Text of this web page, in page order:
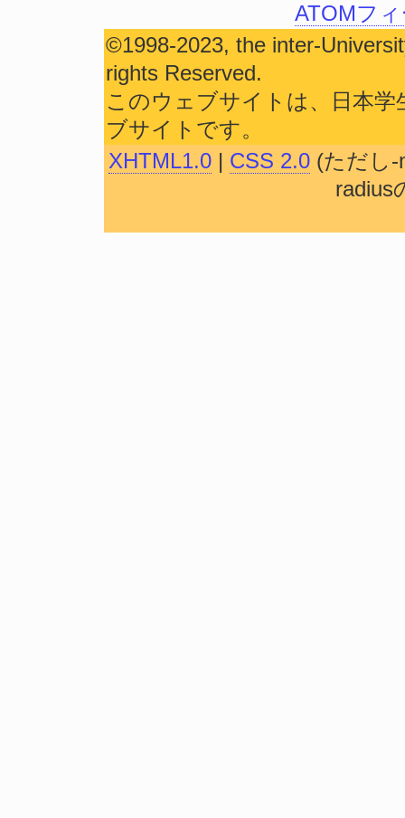
ATOMフ
©1998-2023, the inter-
rights Reserved.
このウェブサイトは、日本
ブサイトです。
XHTML1.0 | CSS 2.0 (ただし-
radius